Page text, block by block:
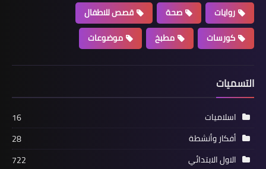
روايات
صحة
قصص للاطفال
كورسات
مطبخ موضوعات
التسميات
اسلاميات
16
أفكار وأنشطة
28
الاول الابتدائي
722